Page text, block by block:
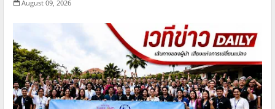
August 09, 2026